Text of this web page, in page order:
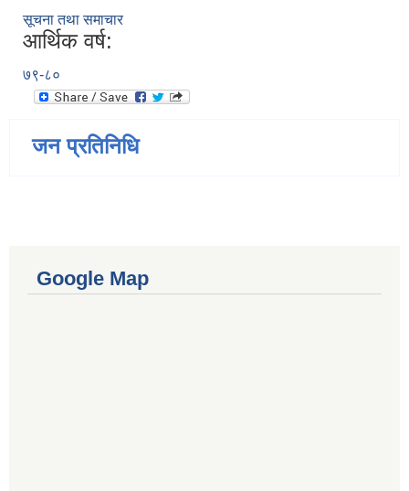
सूचना तथा समाचार
आर्थिक वर्ष:
७९-८०
जन प्रतिनिधि
Google Map